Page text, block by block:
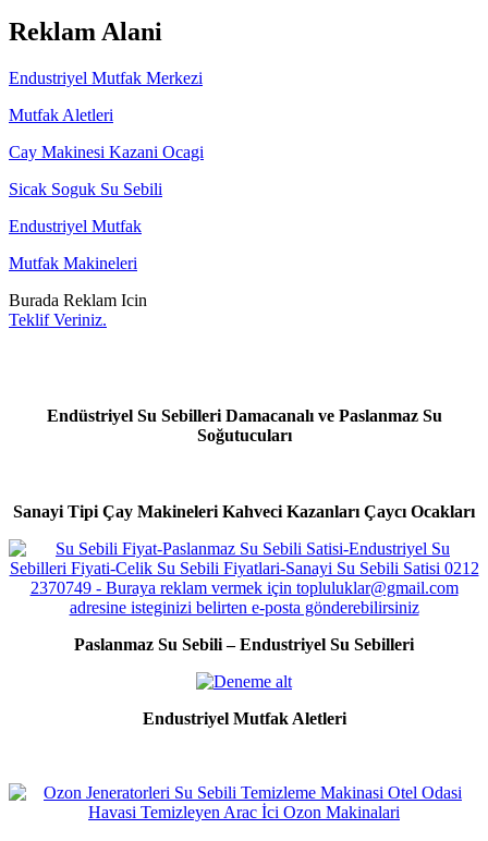
Reklam Alani
Endustriyel Mutfak Merkezi
Mutfak Aletleri
Cay Makinesi Kazani Ocagi
Sicak Soguk Su Sebili
Endustriyel Mutfak
Mutfak Makineleri
Burada Reklam Icin
Teklif Veriniz.
Endüstriyel Su Sebilleri Damacanalı ve Paslanmaz Su
Soğutucuları
Sanayi Tipi Çay Makineleri Kahveci Kazanları Çaycı Ocakları
Paslanmaz Su Sebili – Endustriyel Su Sebilleri
Endustriyel Mutfak Aletleri